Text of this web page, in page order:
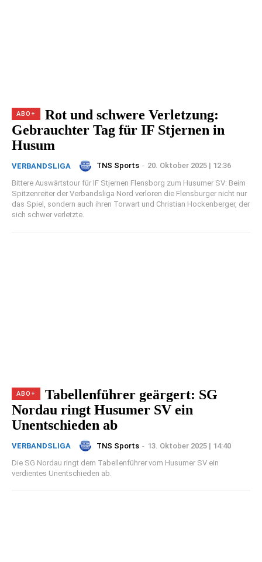
Rot und schwere Verletzung:
Gebrauchter Tag für IF Stjernen in
Husum
VERBANDSLIGA TNS Sports - 20. Oktober 2025 | 12:36
Bittere Auswärtstour für IF Stjernen Flensborg zum Husumer SV: Beim
Spitzenreiter der Verbandsliga Nord verloren die Flensburger nicht nur
das Spiel, sondern auch ihren Torwart und Christian Hockenberger, der
sich schwer verletzte.
Tabellenführer geärgert: SG
Nordau ringt Husumer SV ein
Unentschieden ab
VERBANDSLIGA TNS Sports - 13. Oktober 2025 | 14:40
Die SG Nordau ringt dem Tabellenführer vom Husumer SV ein
verdientes Unentschieden ab.